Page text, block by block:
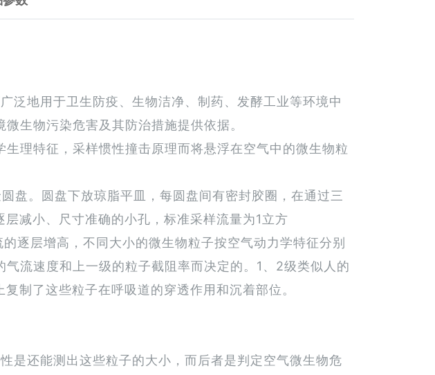
泛地用于卫生防疫、生物洁净、制药、发酵工业等环境中
生物污染危害及其防治措施提供依据。
理特征，采样惯性撞击原理而将悬浮在空气中的微生物粒
盘。圆盘下放琼脂平皿，每圆盘间有密封胶圈，在通过三
减小、尺寸准确的小孔，标准采样流量为1立方
逐层增高，不同大小的微生物粒子按空气动力学特征分别
流速度和上一级的粒子截阻率而决定的。1、2级类似人的
制了这些粒子在呼吸道的穿透作用和沉着部位。
是还能测出这些粒子的大小，而后者是判定空气微生物危